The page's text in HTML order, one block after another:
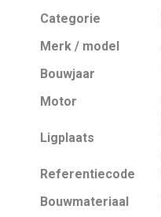
Categorie
Merk / model
Bouwjaar
Motor
Ligplaats
Referentiecode
Bouwmateriaal